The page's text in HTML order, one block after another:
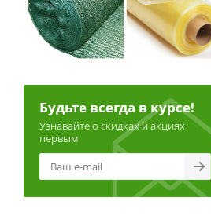
Будьте всегда в курсе!
Узнавайте о скидках и акциях
первым